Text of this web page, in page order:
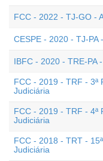
FCC - 2022 - TJ-GO -
CESPE - 2020 - TJ-PA
IBFC - 2020 - TRE-PA
FCC - 2019 - TRF - 3ª
Judiciária
FCC - 2019 - TRF - 4ª
Judiciária
FCC - 2018 - TRT -
Judiciária